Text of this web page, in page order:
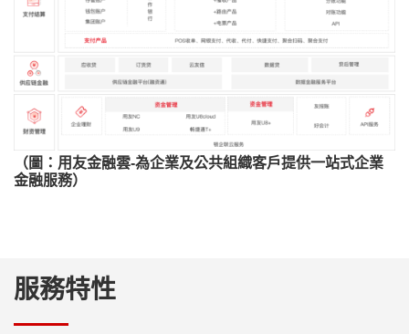
（圖：用友金融雲-為企業及公共組織客戶提供一站式企業
金融服務）
服務特性